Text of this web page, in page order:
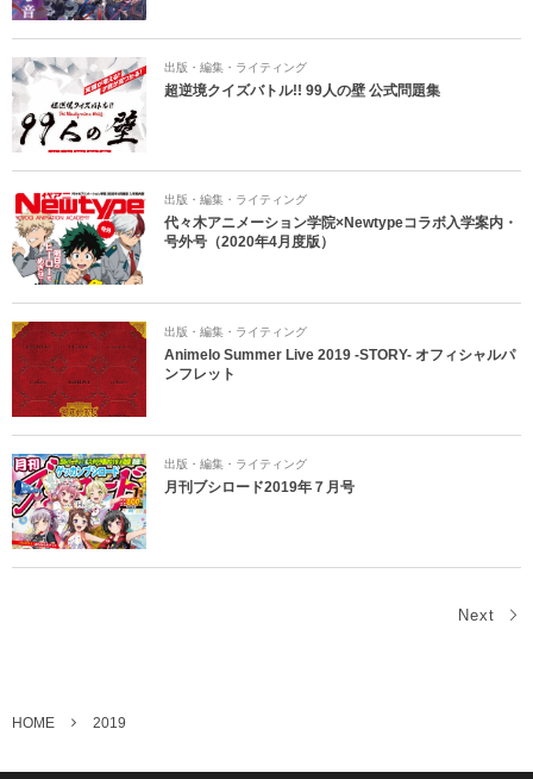
出版・編集・ライティング
超逆境クイズバトル!! 99人の壁 公式問題集
出版・編集・ライティング
代々木アニメーション学院×Newtypeコラボ入学案内・
号外号（2020年4月度版）
出版・編集・ライティング
Animelo Summer Live 2019 -STORY- オフィシャルパ
ンフレット
出版・編集・ライティング
月刊ブシロード2019年７月号
Next
HOME 2019